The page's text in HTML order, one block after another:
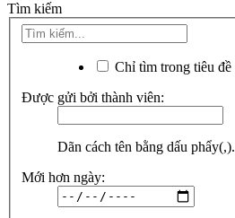
Tìm kiếm
Chỉ tìm trong tiêu đề
Được gửi bởi thành viên:
Dãn cách tên bằng dấu phẩy(,).
Mới hơn ngày: